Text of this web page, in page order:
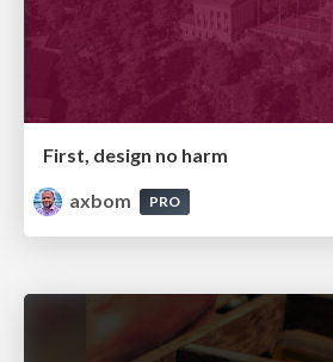
First, design no harm
axbom
PRO